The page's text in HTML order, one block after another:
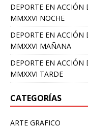
DEPORTE EN ACCIÓN
MMXXVI NOCHE
DEPORTE EN ACCIÓN
MMXXVI MAÑANA
DEPORTE EN ACCIÓN
MMXXVI TARDE
CATEGORÍAS
ARTE GRAFICO